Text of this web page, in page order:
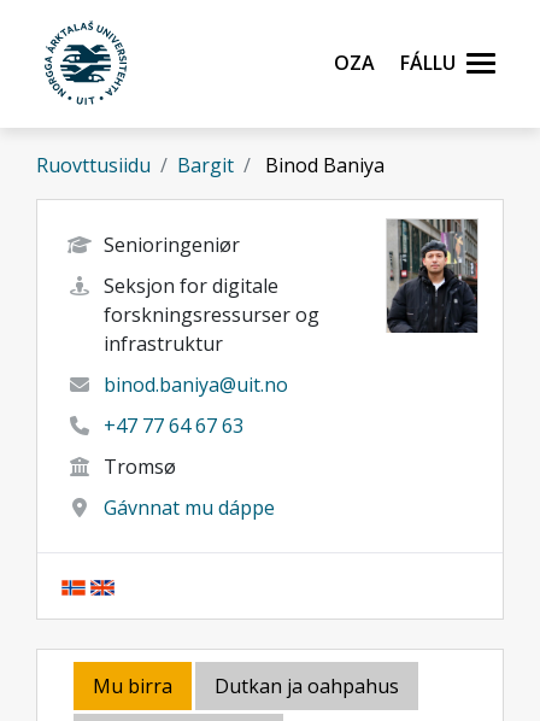
Gå til hovedinnhold
Oza
Fállu
Ruovttusiidu Bargit Binod Baniya
Senioringeniør
Seksjon for digitale
forskningsressurser og
infrastruktur
binod.baniya@uit.no
+47 77 64 67 63
Tromsø
Gávnnat mu dáppe
Mu birra
Dutkan ja oahpahus